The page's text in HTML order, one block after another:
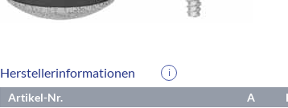
Herstellerinformationen i
Artikel-Nr. A